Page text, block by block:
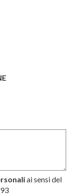
ai sensi del